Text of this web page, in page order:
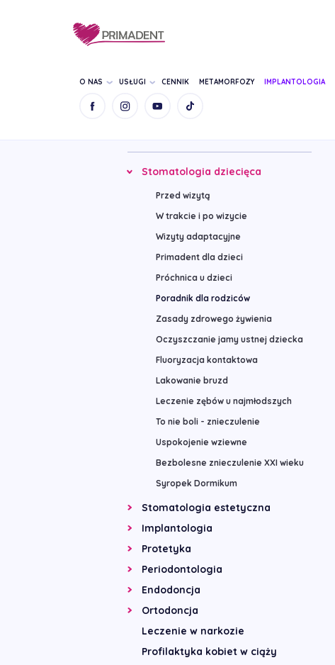
O NAS USŁUGI CENNIK METAMORFOZY IMPLANTOLOGIA
Stomatologia dziecięca
Przed wizytą
W trakcie i po wizycie
Wizyty adaptacyjne
Primadent dla dzieci
Próchnica u dzieci
Poradnik dla rodziców
Zasady zdrowego żywienia
Oczyszczanie jamy ustnej dziecka
Fluoryzacja kontaktowa
Lakowanie bruzd
Leczenie zębów u najmłodszych
To nie boli - znieczulenie
Uspokojenie wziewne
Bezbolesne znieczulenie XXI wieku
Syropek Dormikum
Stomatologia estetyczna
Implantologia
Protetyka
Periodontologia
Endodoncja
Ortodoncja
Leczenie w narkozie
Profilaktyka kobiet w ciąży